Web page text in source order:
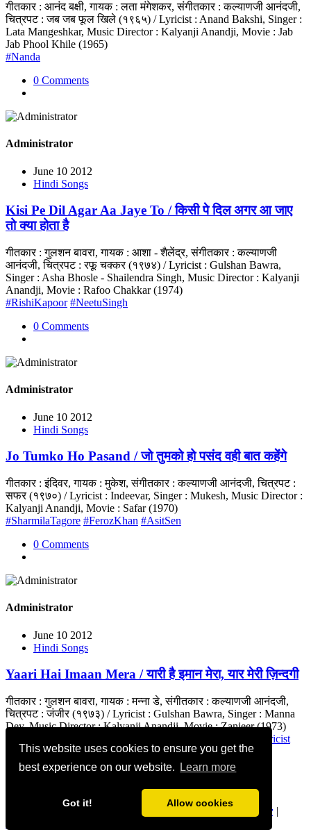
This website uses cookies to ensure you get the
best experience on our website.
Learn more
Got it! Allow cookies
गीतकार : आनंद बक्षी, गायक : लता मंगेशकर, संगीतकार : कल्याणजी आनंदजी,
चित्रपट : जब जब फूल खिले (१९६५) / Lyricist : Anand Bakshi, Singer :
Lata Mangeshkar, Music Director : Kalyanji Anandji, Movie : Jab
Jab Phool Khile (1965)
#Nanda
0 Comments
Administrator
June 10 2012
Hindi Songs
Kisi Pe Dil Agar Aa Jaye To / किसी पे दिल अगर आ जाए
तो क्या होता है
गीतकार : गुलशन बावरा, गायक : आशा - शैलेंद्र, संगीतकार : कल्याणजी
आनंदजी, चित्रपट : रफू चक्कर (१९७४) / Lyricist : Gulshan Bawra,
Singer : Asha Bhosle - Shailendra Singh, Music Director : Kalyanji
Anandji, Movie : Rafoo Chakkar (1974)
#RishiKapoor #NeetuSingh
0 Comments
Administrator
June 10 2012
Hindi Songs
Jo Tumko Ho Pasand / जो तुमको हो पसंद वही बात कहेंगे
गीतकार : इंदिवर, गायक : मुकेश, संगीतकार : कल्याणजी आनंदजी, चित्रपट :
सफर (१९७०) / Lyricist : Indeevar, Singer : Mukesh, Music Director :
Kalyanji Anandji, Movie : Safar (1970)
#SharmilaTagore #FerozKhan #AsitSen
0 Comments
Administrator
June 10 2012
Hindi Songs
Yaari Hai Imaan Mera / यारी है इमान मेरा, यार मेरी ज़िन्दगी
गीतकार : गुलशन बावरा, गायक : मन्ना डे, संगीतकार : कल्याणजी आनंदजी,
चित्रपट : जंजीर (१९७३) / Lyricist : Gulshan Bawra, Singer : Manna
Dey, Music Director : Kalyanji Anandji, Movie : Zanjeer (1973)
#FilmfareBestLyricist
#BollywwodFriendshipSong #FriendshipSong
0 Comments
Privacy |